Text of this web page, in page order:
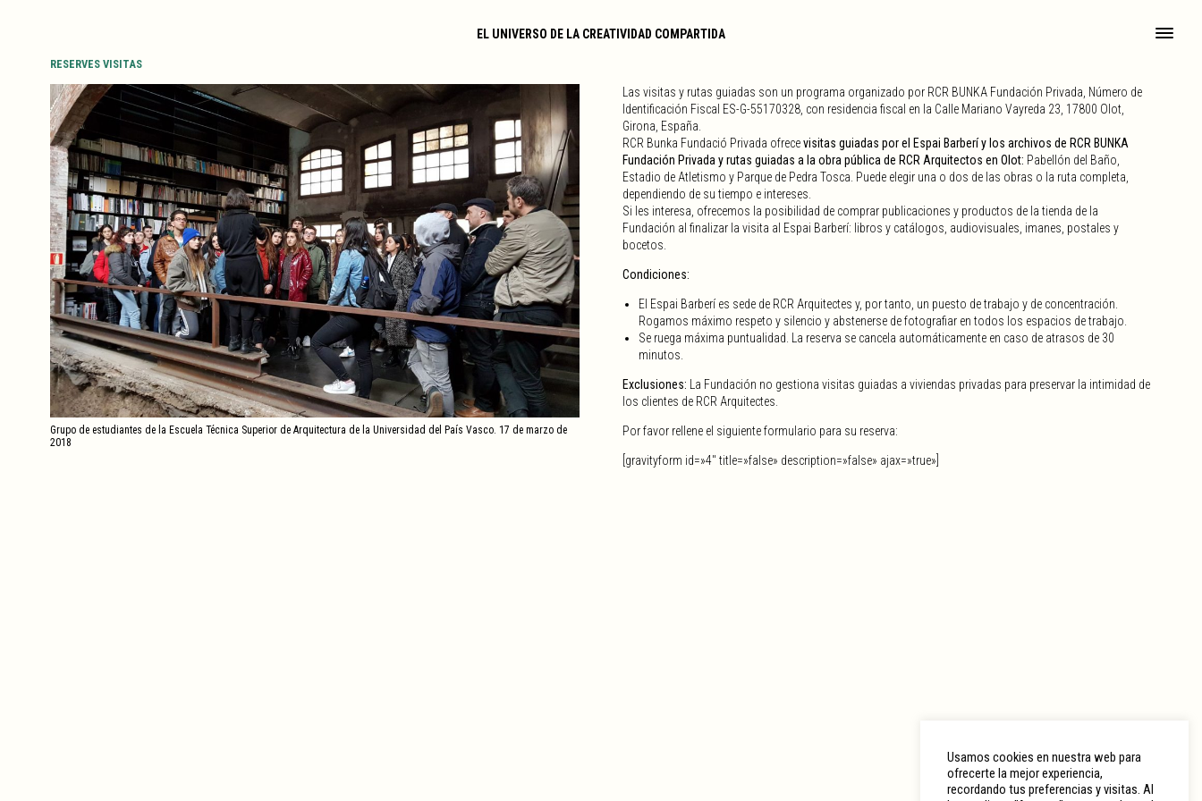
EL UNIVERSO DE LA CREATIVIDAD COMPARTIDA
RESERVES VISITAS
Grupo de estudiantes de la Escuela Técnica Superior de Arquitectura de la Universidad del País Vasco. 17 de marzo de
2018
Las visitas y rutas guiadas son un programa organizado por RCR BUNKA Fundación Privada, Número de
Identificación Fiscal ES-G-55170328, con residencia fiscal en la Calle Mariano Vayreda 23, 17800 Olot,
Girona, España.
RCR Bunka Fundació Privada ofrecevisitas guiadas por el Espai Barberí y los archivos de RCR BUNKA
Fundación Privada y rutas guiadas a la obra pública de RCR Arquitectos en Olot: Pabellón del Baño,
Estadio de Atletismo y Parque de Pedra Tosca. Puede elegir una o dos de las obras o la ruta completa,
dependiendo de su tiempo e intereses.
Si les interesa, ofrecemos la posibilidad de comprar publicaciones y productos de la tienda de la
Fundación al finalizar la visita al Espai Barberí: libros y catálogos, audiovisuales, imanes, postales y
bocetos.
Condiciones:
El Espai Barberí es sede de RCR Arquitectes y, por tanto, un puesto de trabajo y de concentración.
Rogamos máximo respeto y silencio y abstenerse de fotografiar en todos los espacios de trabajo.
Se ruega máxima puntualidad. La reserva se cancela automáticamente en caso de atrasos de 30
minutos.
Exclusiones: La Fundación no gestiona visitas guiadas a viviendas privadas para preservar la intimidad de
los clientes de RCR Arquitectes.
Por favor rellene el siguiente formulario para su reserva:
[gravityform id=»4″ title=»false» description=»false» ajax=»true»]
Usamos cookies en nuestra web para
ofrecerte la mejor experiencia,
recordando tus preferencias y visitas. Al